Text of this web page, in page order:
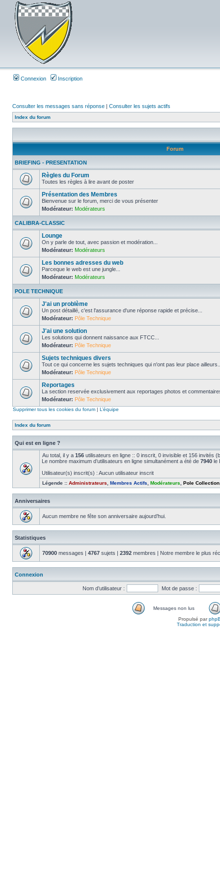
Connexion Inscription
Consulter les messages sans réponse | Consulter les sujets actifs
Index du forum
Forum
BRIEFING - PRESENTATION
Règles du Forum
Toutes les règles à lire avant de poster
Présentation des Membres
Bienvenue sur le forum, merci de vous présenter
Modérateur: Modérateurs
CALIBRA-CLASSIC
Lounge
On y parle de tout, avec passion et modération...
Modérateur: Modérateurs
Les bonnes adresses du web
Parceque le web est une jungle...
Modérateur: Modérateurs
POLE TECHNIQUE
J'ai un problème
Un post détaillé, c'est l'assurance d'une réponse rapide et précise...
Modérateur: Pôle Technique
J'ai une solution
Les solutions qui donnent naissance aux FTCC...
Modérateur: Pôle Technique
Sujets techniques divers
Tout ce qui concerne les sujets techniques qui n'ont pas leur place
Modérateur: Pôle Technique
Reportages
La section reservée exclusivement aux reportages photos et
Modérateur: Pôle Technique
Supprimer tous les cookies du forum | L’équipe
Index du forum
Qui est en ligne ?
Au total, il y a 156 utilisateurs en ligne :: 0 inscrit, 0 invisible et 156 invités
Le nombre maximum d’utilisateurs en ligne simultanément a été de 7940 le
Utilisateur(s) inscrit(s) : Aucun utilisateur inscrit
Légende :: Administrateurs Membres Actifs Modérateurs Pole Collection
Anniversaires
Aucun membre ne fête son anniversaire aujourd’hui.
Statistiques
70900 messages | 4767 sujets | 2392 membres | Notre membre le plus
Connexion
Nom d’utilisateur : Mot de passe :
Messages non lus
Propulsé par
Traduction et